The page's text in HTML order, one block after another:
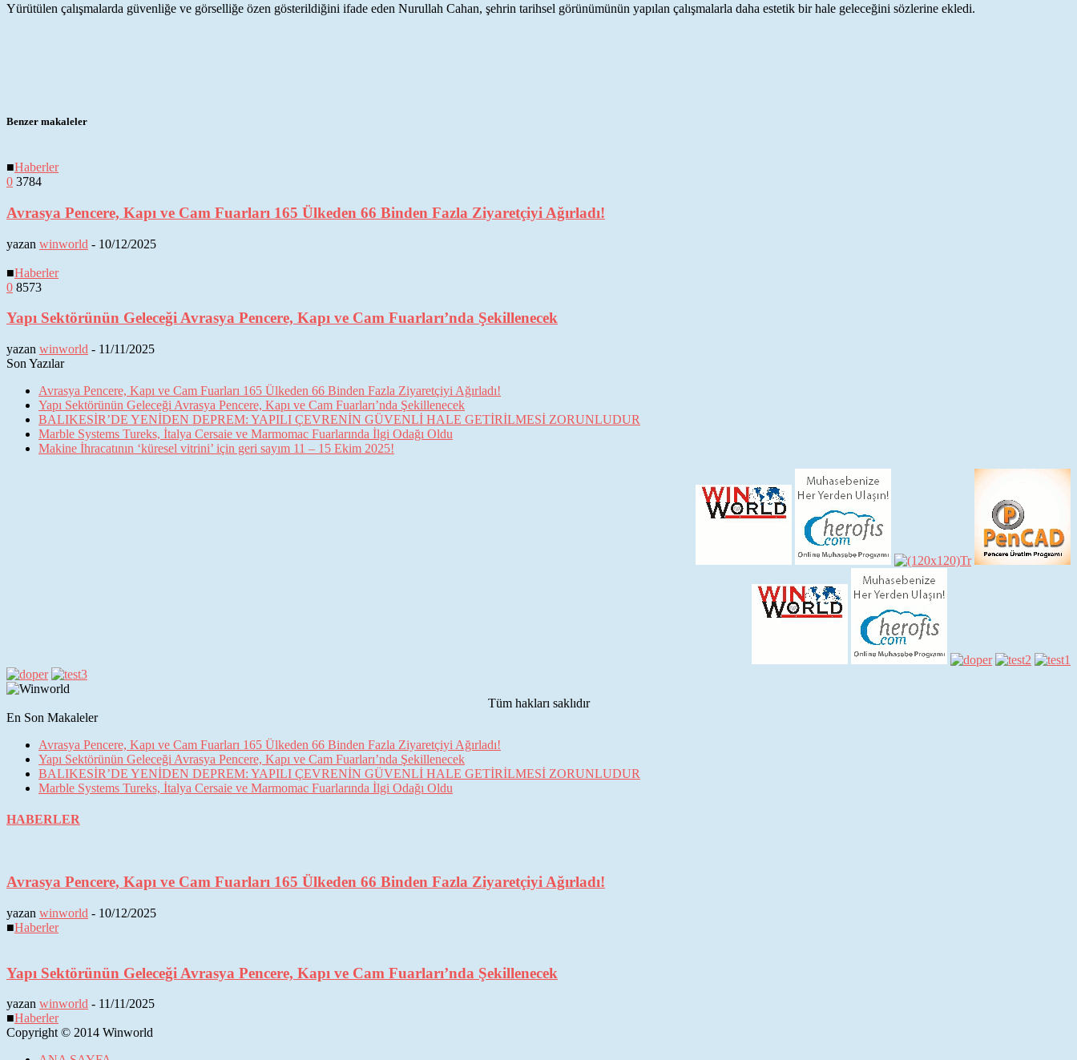
Yürütülen çalışmalarda güvenliğe ve görselliğe özen gösterildiğini ifade eden Nurullah Cahan, şehrin tarihsel görünümünün yapılan çalışmalarla daha estetik bir hale geleceğini sözlerine ekledi.
Benzer makaleler
■Haberler
0 3784
Avrasya Pencere, Kapı ve Cam Fuarları 165 Ülkeden 66 Binden Fazla Ziyaretçiyi Ağırladı!
yazan winworld - 10/12/2025
■Haberler
0 8573
Yapı Sektörünün Geleceği Avrasya Pencere, Kapı ve Cam Fuarları’nda Şekillenecek
yazan winworld - 11/11/2025
Son Yazılar
Avrasya Pencere, Kapı ve Cam Fuarları 165 Ülkeden 66 Binden Fazla Ziyaretçiyi Ağırladı!
Yapı Sektörünün Geleceği Avrasya Pencere, Kapı ve Cam Fuarları’nda Şekillenecek
BALIKESİR’DE YENİDEN DEPREM: YAPILI ÇEVRENİN GÜVENLİ HALE GETİRİLMESİ ZORUNLUDUR
Marble Systems Tureks, İtalya Cersaie ve Marmomac Fuarlarında İlgi Odağı Oldu
Makine İhracatının ‘küresel vitrini’ için geri sayım 11 – 15 Ekim 2025!
Tüm hakları saklıdır
En Son Makaleler
Avrasya Pencere, Kapı ve Cam Fuarları 165 Ülkeden 66 Binden Fazla Ziyaretçiyi Ağırladı!
Yapı Sektörünün Geleceği Avrasya Pencere, Kapı ve Cam Fuarları’nda Şekillenecek
BALIKESİR’DE YENİDEN DEPREM: YAPILI ÇEVRENİN GÜVENLİ HALE GETİRİLMESİ ZORUNLUDUR
Marble Systems Tureks, İtalya Cersaie ve Marmomac Fuarlarında İlgi Odağı Oldu
HABERLER
Avrasya Pencere, Kapı ve Cam Fuarları 165 Ülkeden 66 Binden Fazla Ziyaretçiyi Ağırladı!
yazan winworld - 10/12/2025
■Haberler
Yapı Sektörünün Geleceği Avrasya Pencere, Kapı ve Cam Fuarları’nda Şekillenecek
yazan winworld - 11/11/2025
■Haberler
Copyright © 2014 Winworld